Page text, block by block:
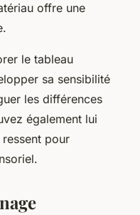
offre une
le tableau
sa sensibilité
les différences
également lui
pour